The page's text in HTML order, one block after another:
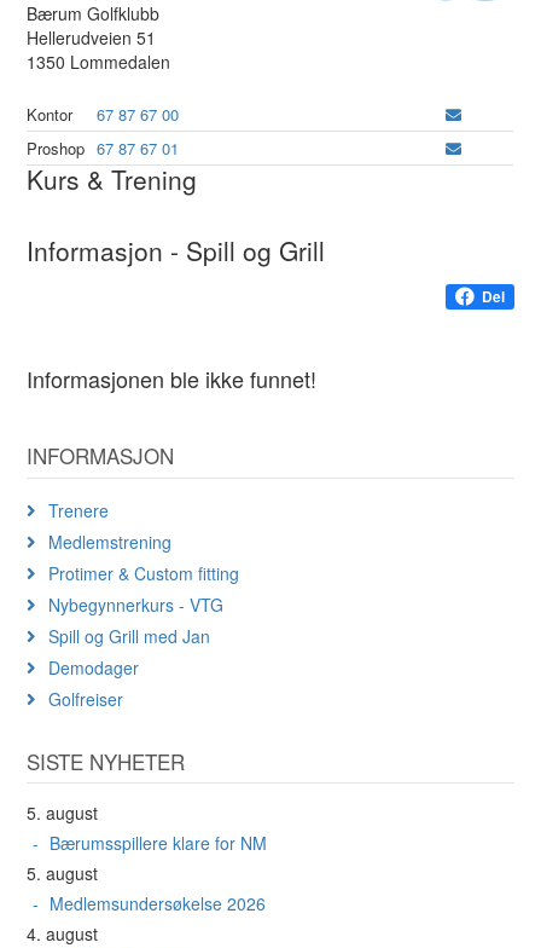
Bærum Golfklubb
Hellerudveien 51
1350 Lommedalen
Kontor
67 87 67 00
Proshop 67 87 67 01
Kurs & Trening
Informasjon - Spill og Grill
Del
Informasjonen ble ikke funnet!
INFORMASJON
Trenere
Medlemstrening
Protimer & Custom fitting
Nybegynnerkurs - VTG
Spill og Grill med Jan
Demodager
Golfreiser
SISTE NYHETER
5. august
Bærumsspillere klare for NM
5. august
Medlemsundersøkelse 2026
4. august